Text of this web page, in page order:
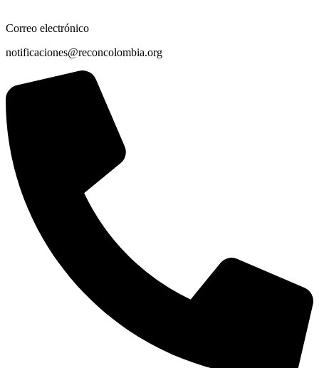
Correo electrónico
notificaciones@reconcolombia.org